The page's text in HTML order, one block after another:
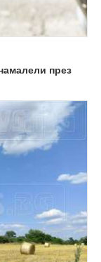
през